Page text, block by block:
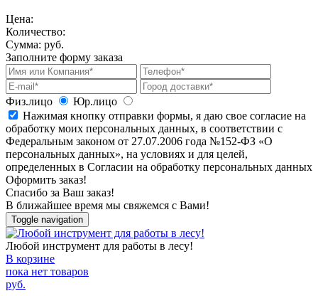
Цена:
Количество:
Сумма: руб.
Заполните форму заказа
Физ.лицо
Юр.лицо
Нажимая кнопку отправки формы, я даю свое согласие на
обработку моих персональных данных, в соответствии с
Федеральным законом от 27.07.2006 года №152-ФЗ «О
персональных данных», на условиях и для целей,
определенных в Согласии на обработку персональных данных
Оформить заказ!
Спасибо за Ваш заказ!
В ближайшее время мы свяжемся с Вами!
Toggle navigation
Любой инструмент для работы в лесу!
В корзине
пока нет товаров
руб.